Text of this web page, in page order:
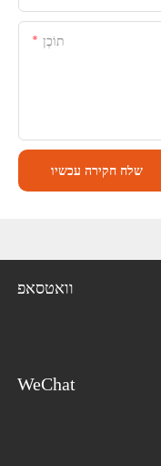
תוֹכֶן
שלח חקירה עכשיו
וואטסאפ
WeChat